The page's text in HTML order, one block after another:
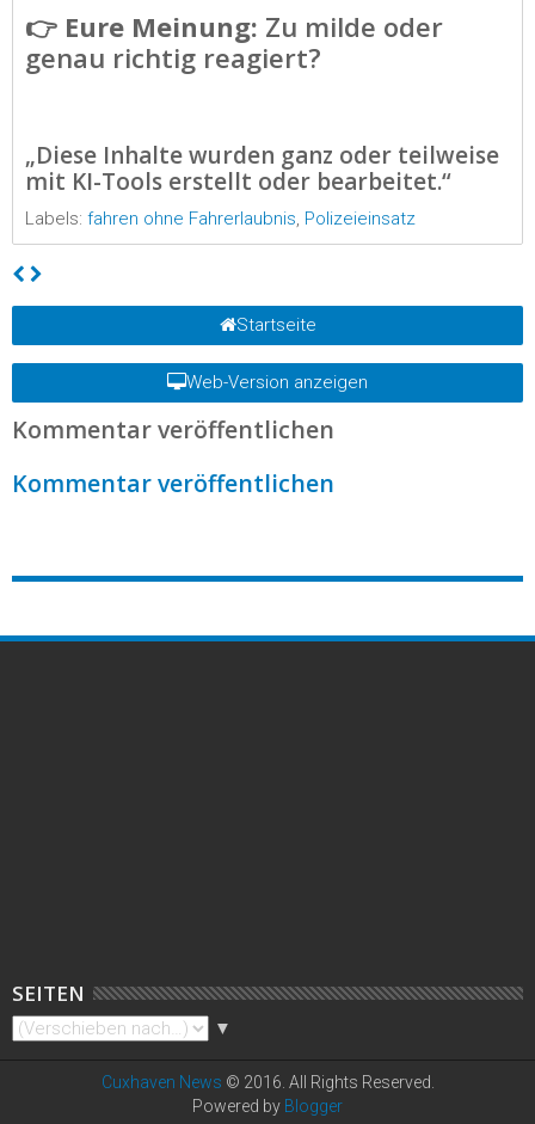
👉 Eure Meinung: Zu milde oder
genau richtig reagiert?
„Diese Inhalte wurden ganz oder teilweise
mit KI-Tools erstellt oder bearbeitet.“
Labels: fahren ohne Fahrerlaubnis, Polizeieinsatz
Startseite
Web-Version anzeigen
Kommentar veröffentlichen
Kommentar veröffentlichen
SEITEN
▼
Cuxhaven News © 2016. All Rights Reserved.
Powered by Blogger